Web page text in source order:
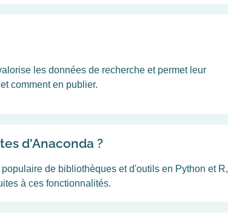
les données de recherche et permet leur
comment en publier.
d'Anaconda ?
de bibliothèques et d'outils en Python et R,
à ces fonctionnalités.